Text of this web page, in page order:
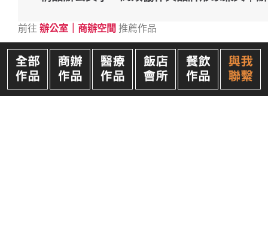
前往 辦公室｜商辦空間 推薦作品